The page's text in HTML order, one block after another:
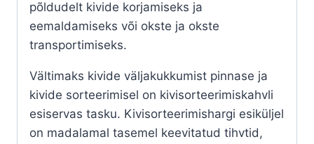
põldudelt kivide korjamiseks ja
eemaldamiseks või okste ja okste
transportimiseks.
Vältimaks kivide väljakukkumist pinnase ja
kivide sorteerimisel on kivisorteerimiskahvli
esiservas tasku. Kivisorteerimishargi esiküljel
on madalamal tasemel keevitatud tihvtid,